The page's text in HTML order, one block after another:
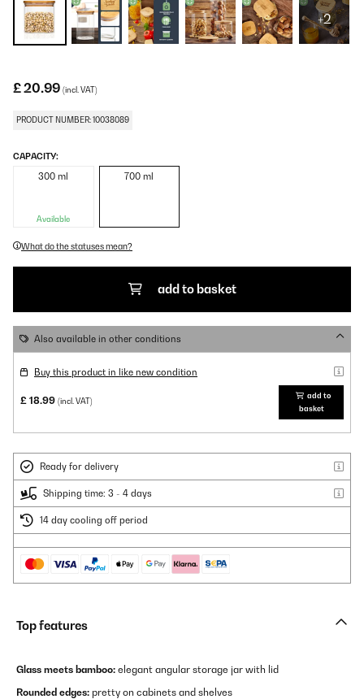
+2
£ 20.99 (incl. VAT)
PRODUCT NUMBER: 10038089
CAPACITY:
300 ml
Available
700 ml
What do the statuses mean?
add to basket
Also available in other conditions
Buy this product in like new condition
£ 18.99 (incl. VAT)
add to
basket
Ready for delivery
Shipping time: 3 - 4 days
14 day cooling off period
Top features
Glass meets bamboo: elegant angular storage jar with lid
Rounded edges: pretty on cabinets and shelves